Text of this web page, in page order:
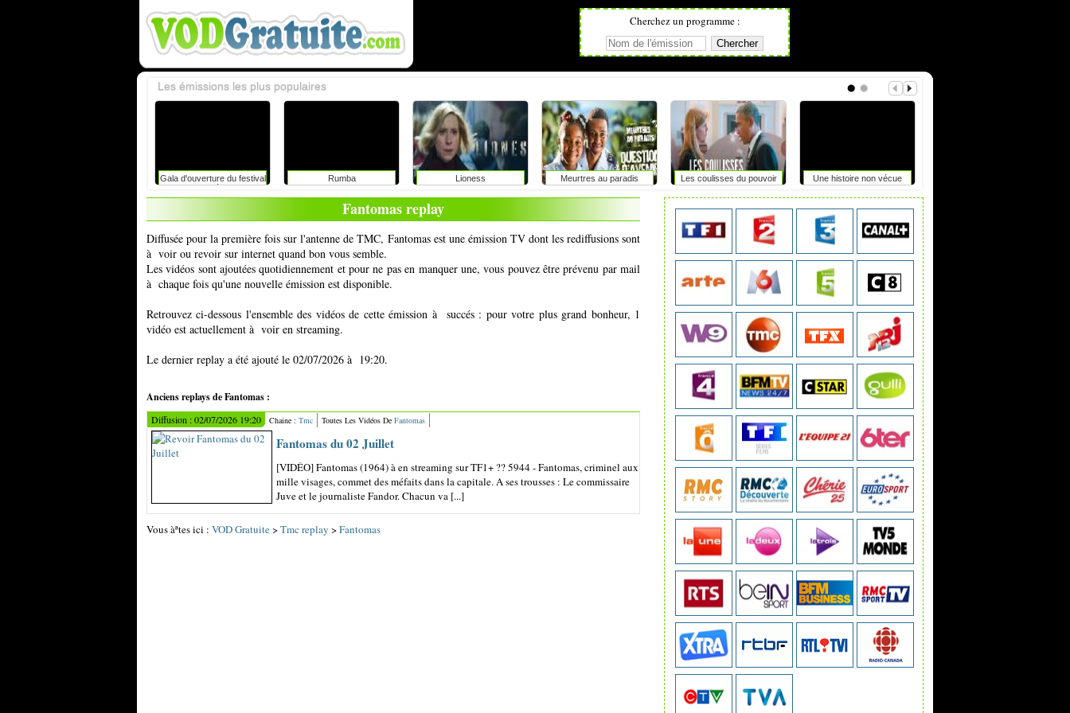
Cherchez un programme :
Gala d'ouverture du festival
du rire de liège avec
caroline vigneaux: faut-il
Rumba Lioness Meurtres au paradis Les coulisses du pouvoir Une histoire non vécue
Les émissions les plus populaires
Fantomas replay
Diffusée pour la première fois sur l'antenne de TMC, Fantomas est une émission TV dont les rediffusions sont
à voir ou revoir sur internet quand bon vous semble.
Les vidéos sont ajoutées quotidiennement et pour ne pas en manquer une, vous pouvez être prévenu par mail
à chaque fois qu'une nouvelle émission est disponible.
Retrouvez ci-dessous l'ensemble des vidéos de cette émission à succés : pour votre plus grand bonheur, 1
vidéo est actuellement à voir en streaming.
Le dernier replay a été ajouté le 02/07/2026 à 19:20.
Anciens replays de Fantomas :
Diffusion : 02/07/2026 19:20 Chaine : Tmc Toutes Les Vidéos De Fantomas
Fantomas du 02 Juillet
[VIDÉO] Fantomas (1964) à en streaming sur TF1+ ?? 5944 - Fantomas, criminel aux
mille visages, commet des méfaits dans la capitale. A ses trousses : Le commissaire
Juve et le journaliste Fandor. Chacun va [...]
Vous àªtes ici : VOD Gratuite>Tmc replay >Fantomas